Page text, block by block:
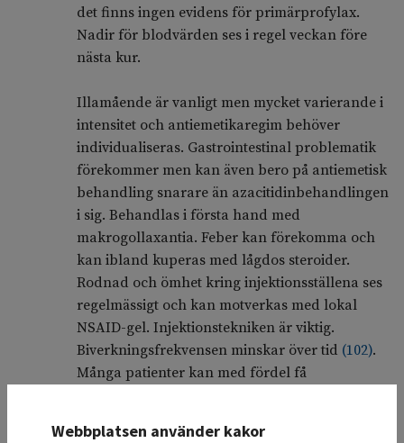
det finns ingen evidens för primärprofylax.
Nadir för blodvärden ses i regel veckan före
nästa kur.
Illamående är vanligt men mycket varierande i
intensitet och antiemetikaregim behöver
individualiseras. Gastrointestinal problematik
förekommer men kan även bero på antiemetisk
behandling snarare än azacitidinbehandlingen
i sig. Behandlas i första hand med
makrogollaxantia. Feber kan förekomma och
kan ibland kuperas med lågdos steroider.
Rodnad och ömhet kring injektionsställena ses
regelmässigt och kan motverkas med lokal
NSAID-gel. Injektionstekniken är viktig.
Biverkningsfrekvensen minskar över tid (102).
Många patienter kan med fördel få
Webbplatsen använder kakor